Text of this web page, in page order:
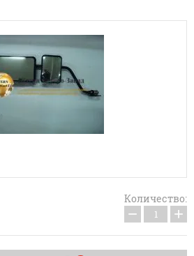
Количество:
− +